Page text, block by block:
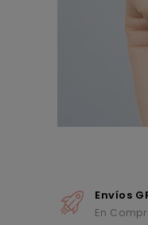
Envíos
En